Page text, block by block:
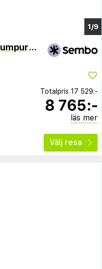
1/5
Hilton Garden Inn Kuala Lumpur Jalan Tuanku Abdul Rahman North
Totalpris 17 529:-
8 765:-
läs mer
Välj resa